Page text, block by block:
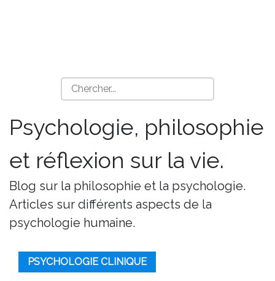
Psychologie, philosophie
et réflexion sur la vie.
Blog sur la philosophie et la psychologie.
Articles sur différents aspects de la
psychologie humaine.
PSYCHOLOGIE CLINIQUE